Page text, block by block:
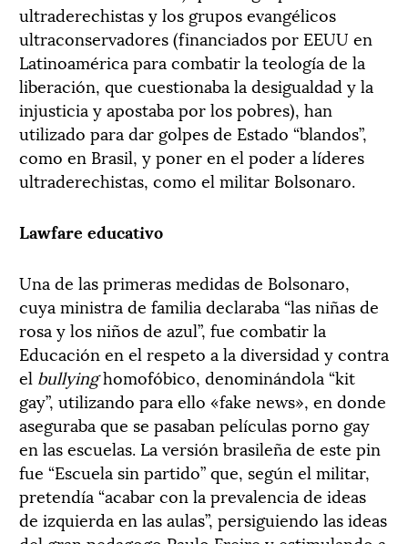
ultraderechistas y los grupos evangélicos
ultraconservadores (financiados por EEUU en
Latinoamérica para combatir la teología de la
liberación, que cuestionaba la desigualdad y la
injusticia y apostaba por los pobres), han
utilizado para dar golpes de Estado “blandos”,
como en Brasil, y poner en el poder a líderes
ultraderechistas, como el militar Bolsonaro.
Lawfare educativo
Una de las primeras medidas de Bolsonaro,
cuya ministra de familia declaraba “las niñas de
rosa y los niños de azul”, fue combatir la
Educación en el respeto a la diversidad y contra
el bullyinghomofóbico, denominándola “kit
gay”, utilizando para ello «fake news», en donde
aseguraba que se pasaban películas porno gay
en las escuelas. La versión brasileña de este pin
fue “Escuela sin partido” que, según el militar,
pretendía “acabar con la prevalencia de ideas
de izquierda en las aulas”, persiguiendo las ideas